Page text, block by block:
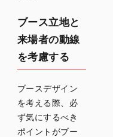
ブース立地と
来場者の動線
を考慮する
ブースデザイン
を考える際、必
ず気にするべき
ポイントがブー